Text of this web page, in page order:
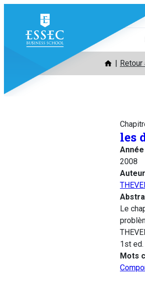
contenu
les
Année
2008
Le
1st
Mots